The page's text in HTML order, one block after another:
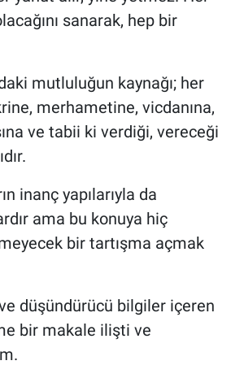
sanarak, hep bir
mutluluğun kaynağı; her
merhametine, vicdanına,
ve tabii ki verdiği, vereceği
inanç yapılarıyla da
ama bu konuya hiç
bir tartışma açmak
düşündürücü bilgiler içeren
bir makale ilişti ve